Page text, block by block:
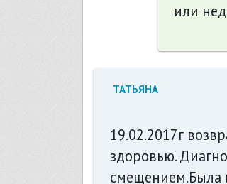
или
ТАТЬЯНА
19.02.2017г
здоровью.
смещением.Была